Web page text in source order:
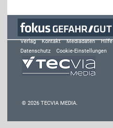
Verlag Kontakt Mediadaten Hilfe
Datenschutz
Cookie-Einstellungen
© 2026 TECVIA MEDIA.